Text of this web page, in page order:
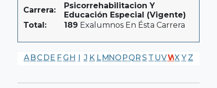
Carrera:
Psicorrehabilitacion Y
Educación Especial (Vigente)
Total:
189 Exalumnos En Ésta Carrera
A BC DE F G H I J K LMNO PQR S T UVWX Y Z